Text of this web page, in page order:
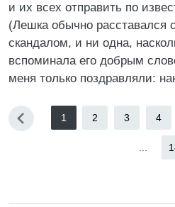
и их всех отправить по
(Лешка обычно расставался
скандалом, и ни одна,
вспоминала его добрым
меня только поздравляли:
1 2 3 4